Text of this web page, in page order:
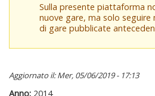
Sulla presente piattaforma
nuove gare, ma solo
di gare pubblicate
Aggiornato il: Mer, 05/06/2019 - 17:13
Anno: 2014